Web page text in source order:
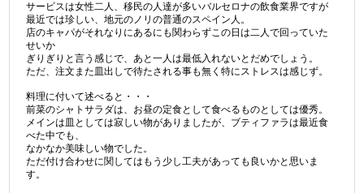
サービスは女性二人、移民の人達が多いバルセロナの飲食業界ですが
最近では珍しい、地元のノリの普通のスペイン人。
店のキャパがそれなりにあるにも関わらずこの日は二人で回っていた
せいか
ぎりぎりと言う感じで、あと一人は最低入れないとだめでしょう。
ただ、注文また皿出しで待たされる事も無く特にストレスは感じず。
料理に付いて述べると・・・
前菜のシャトサラダは、お昼の定食として食べるものとしては優秀。
メインは皿としては寂しい物がありましたが、ブティファラは最近食
べた中でも、
なかなか美味しい物でした。
ただ付け合わせに関してはもう少し工夫があっても良いかと思いま
す。